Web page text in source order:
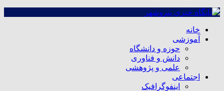
خانه
آموزشی
حوزه و دانشگاه
دانش و فناوری
علمی و پژوهشی
اجتماعی
اینفوگرافیک